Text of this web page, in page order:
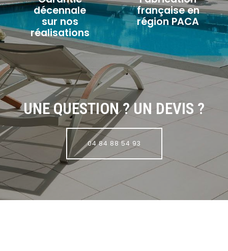
décennale
sur nos
réalisations
française en
région PACA
UNE QUESTION ? UN DEVIS ?
04 84 88 54 93